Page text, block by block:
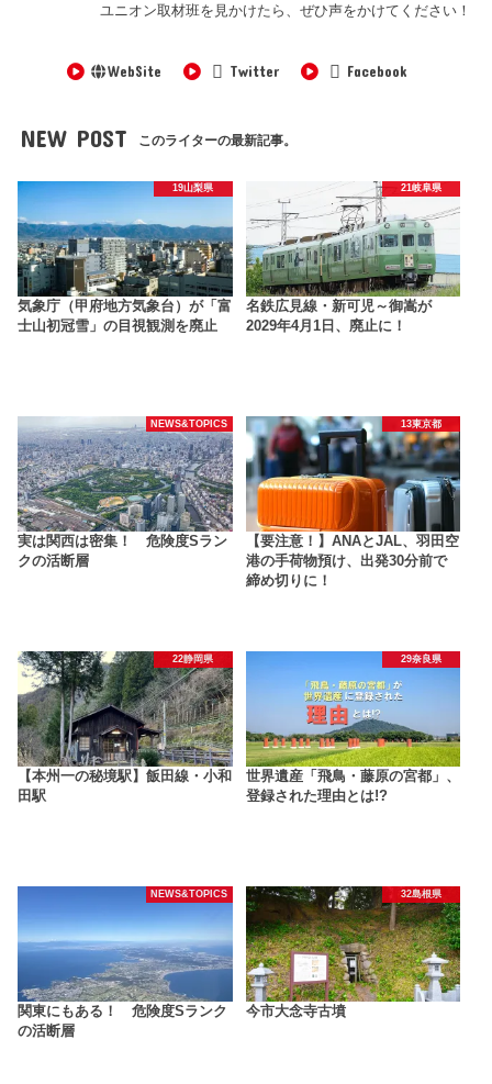
ユニオン取材班を見かけたら、ぜひ声をかけてください！
WebSite Twitter Facebook
NEW POST このライターの最新記事。
19山梨県
気象庁（甲府地方気象台）が「富
士山初冠雪」の目視観測を廃止
21岐阜県
名鉄広見線・新可児～御嵩が
2029年4月1日、廃止に！
NEWS&TOPICS
実は関西は密集！ 危険度Sラン
クの活断層
13東京都
【要注意！】ANAとJAL、羽田空
港の手荷物預け、出発30分前で
締め切りに！
22静岡県
【本州一の秘境駅】飯田線・小和
田駅
29奈良県
世界遺産「飛鳥・藤原の宮都」、
登録された理由とは!?
NEWS&TOPICS
関東にもある！ 危険度Sランク
の活断層
32島根県
今市大念寺古墳